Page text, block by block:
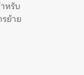
หรับ
ย้าย